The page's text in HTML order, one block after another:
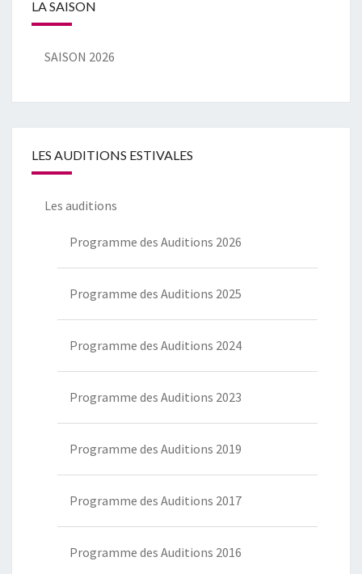
LA SAISON
SAISON 2026
LES AUDITIONS ESTIVALES
Les auditions
Programme des Auditions 2026
Programme des Auditions 2025
Programme des Auditions 2024
Programme des Auditions 2023
Programme des Auditions 2019
Programme des Auditions 2017
Programme des Auditions 2016